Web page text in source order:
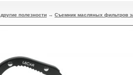
другие полезности → Съемник масляных фильтров